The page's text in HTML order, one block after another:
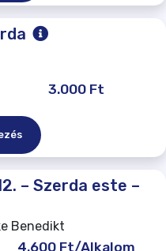
3.000 Ft
– Szerda este –
Benedikt
4.600 Ft/Alkalom